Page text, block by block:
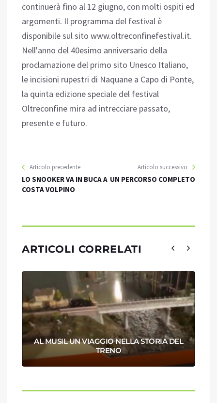
continuerà fino al 12 giugno, con molti ospiti ed
argomenti. Il programma del festival è
disponibile sul sito www.oltreconfinefestival.it.
Nell'anno del 40esimo anniversario della
proclamazione del primo sito Unesco Italiano,
le incisioni rupestri di Naquane a Capo di Ponte,
la quinta edizione speciale del festival
Oltreconfine mira ad intrecciare passato,
presente e futuro.
Articolo precedente
LO SNOOKER VA IN BUCA A
COSTA VOLPINO
Articolo successivo
UN PERCORSO COMPLETO
ARTICOLI CORRELATI
AL MUSIL UN VIAGGIO NELLA STORIA DEL
TRENO